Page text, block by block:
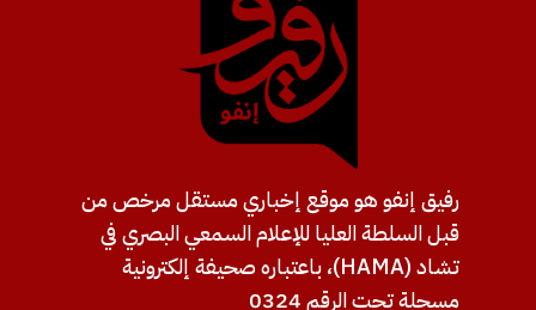
رفيق إنفو هو موقع إخباري مستقل مرخص من
قبل السلطة العليا للإعلام السمعي البصري في
تشاد (HAMA)، باعتباره صحيفة إلكترونية
مسجلة تحت الرقم 0324